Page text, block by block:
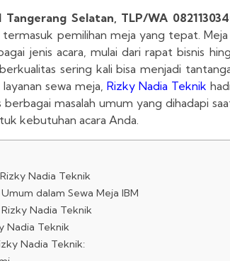
Tangerang Selatan, TLP/WA
pemilihan meja yang tepat.
jenis acara, mulai dari rapat bisnis
sering kali bisa menjadi
sewa meja, Rizky Nadia Teknik
berbagai masalah umum yang dihadapi
kebutuhan acara Anda.
Nadia Teknik
dalam Sewa Meja IBM
Nadia Teknik
Nadia Teknik
Nadia Teknik: